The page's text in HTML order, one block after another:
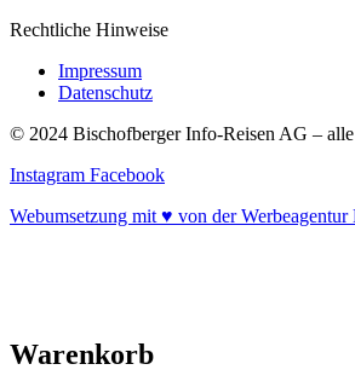
Rechtliche Hinweise
Impressum
Datenschutz
© 2024 Bischofberger Info-Reisen AG –
Instagram Facebook
Webumsetzung mit ♥ von der
Warenkorb